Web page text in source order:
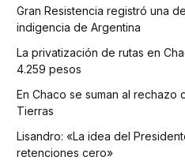
Gran Resistencia registró una
indigencia de Argentina
La privatización de rutas en
4.259 pesos
En Chaco se suman al rechazo
Tierras
Lisandro: «La idea del
retenciones cero»